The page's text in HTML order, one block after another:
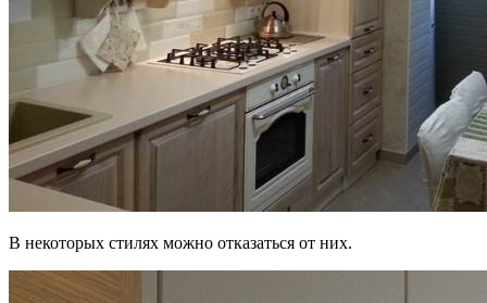
В некоторых стилях можно отказаться от них.